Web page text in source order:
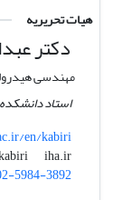
هیات تحریریه
دکتر
مهندسی
استاد
en/kabiri
kabiri
iha.ir
5984-3892